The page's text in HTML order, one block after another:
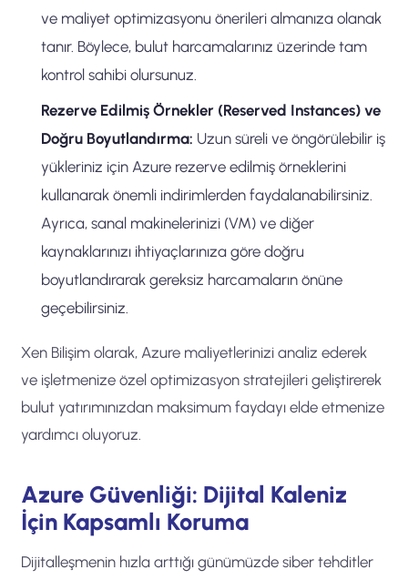
ve maliyet optimizasyonu önerileri almanıza olanak
tanır. Böylece, bulut harcamalarınız üzerinde tam
kontrol sahibi olursunuz.
Rezerve Edilmiş Örnekler (Reserved Instances) ve
Doğru Boyutlandırma: Uzun süreli ve öngörülebilir iş
yükleriniz için Azure rezerve edilmiş örneklerini
kullanarak önemli indirimlerden faydalanabilirsiniz.
Ayrıca, sanal makinelerinizi (VM) ve diğer
kaynaklarınızı ihtiyaçlarınıza göre doğru
boyutlandırarak gereksiz harcamaların önüne
geçebilirsiniz.
Xen Bilişim olarak, Azure maliyetlerinizi analiz ederek
ve işletmenize özel optimizasyon stratejileri geliştirerek
bulut yatırımınızdan maksimum faydayı elde etmenize
yardımcı oluyoruz.
Azure Güvenliği: Dijital Kaleniz
İçin Kapsamlı Koruma
Dijitalleşmenin hızla arttığı günümüzde siber tehditler